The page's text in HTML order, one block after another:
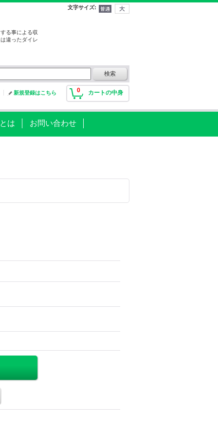
る事による収
違ったダイレ
文字サイズ:
0 カートの中身
新規登録はこちら
は お問い合わせ